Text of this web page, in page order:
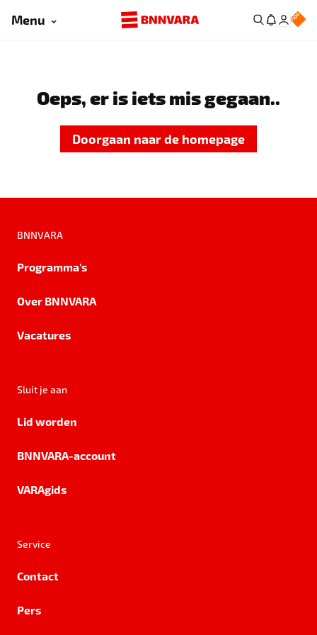
Menu
Oeps, er is iets mis gegaan..
Doorgaan naar de homepage
BNNVARA
Programma's
Over BNNVARA
Vacatures
Sluit je aan
Lid worden
BNNVARA-account
VARAgids
Service
Contact
Pers